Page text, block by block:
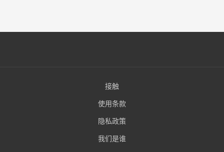
导
接触
使用条款
隐私政策
我们是谁